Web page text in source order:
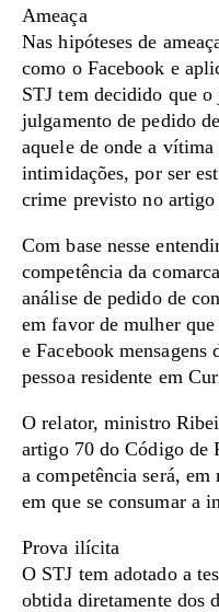
Ameaça
Nas hipóteses de
como o Facebook e
STJ tem decidido que
julgamento de pedido
aquele de onde a
intimidações, por ser
crime previsto no
Com base nesse
competência da
análise de pedido de
em favor de mulher
e Facebook mensagens
pessoa residente em
O relator, ministro
artigo 70 do Código de
a competência será,
em que se consumar a
Prova ilícita
O STJ tem adotado a
obtida diretamente dos